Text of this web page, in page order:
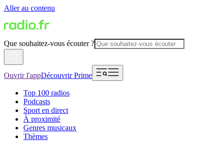
Aller au contenu
Que souhaitez-vous écouter ?
Ouvrir l'appDécouvrir Prime
Top 100 radios
Podcasts
Sport en direct
À proximité
Genres musicaux
Thèmes